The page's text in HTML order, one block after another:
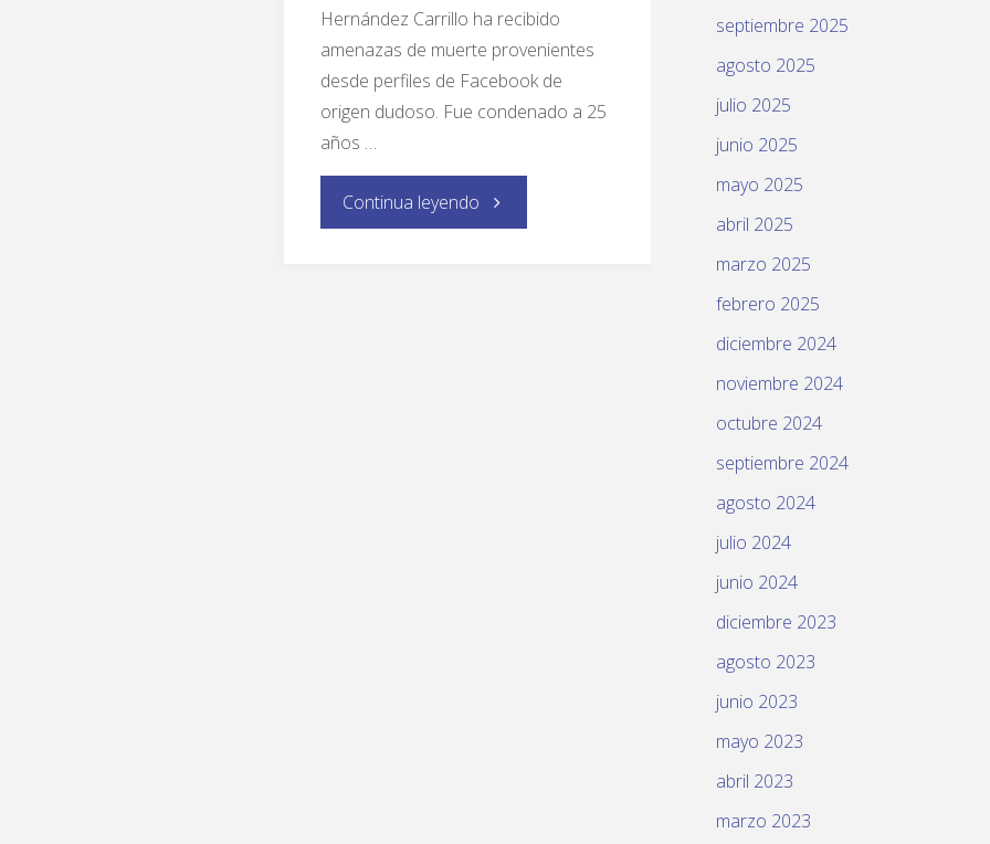
Hernández Carrillo ha recibido
amenazas de muerte provenientes
desde perfiles de Facebook de
origen dudoso. Fue condenado a 25
años …
Continua leyendo
septiembre 2025
agosto 2025
julio 2025
junio 2025
mayo 2025
abril 2025
marzo 2025
febrero 2025
diciembre 2024
noviembre 2024
octubre 2024
septiembre 2024
agosto 2024
julio 2024
junio 2024
diciembre 2023
agosto 2023
junio 2023
mayo 2023
abril 2023
marzo 2023